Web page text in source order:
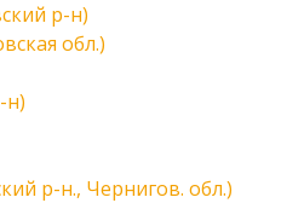
р-н)
обл.)
н)
р-н., Чернигов. обл.)